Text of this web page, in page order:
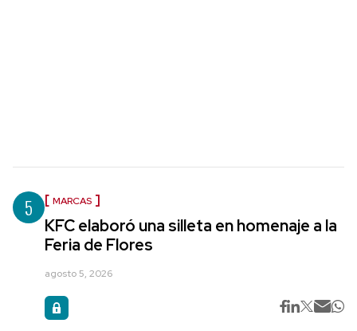
5 MARCAS
KFC elaboró una silleta en homenaje a la
Feria de Flores
agosto 5, 2026